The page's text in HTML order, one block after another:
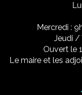
Mercredi :
Jeudi /
Ouvert le
Le maire et les